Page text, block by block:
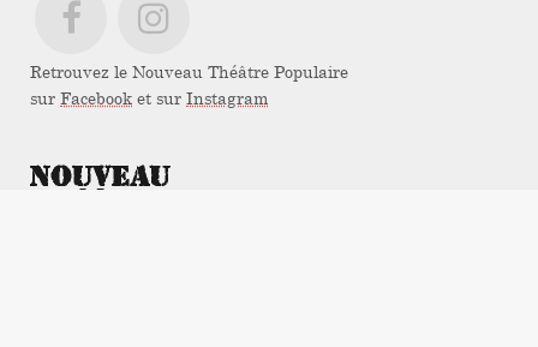
Retrouvez le Nouveau Théâtre Populaire
sur Facebook et sur Instagram